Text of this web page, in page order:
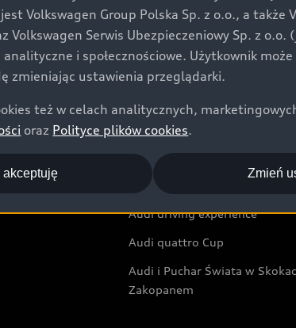
Świat Audi
Aktualności i historie postępu
Audi Nuvolari
Audi Sport Festiwal
Audi i Muzeum Sztuki
Audi driving experience
Audi quattro Cup
Audi i Puchar Świata w
Zakopanem
Volkswagen Group Polska Sp. z o.o., a także
Volkswagen Serwis Ubezpieczeniowy Sp. z
i społecznościowe. Użytkownik
zmieniając ustawienia przeglądarki.
też w celach analitycznych,
oraz Polityce plików cookies.
akceptuję Zmień